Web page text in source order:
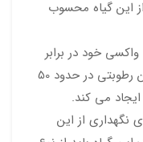
از این گیاه محسوب
خود در برابر
از دست رطوبت مقاوم است. اما تامین رطوبتی در حدود 50
می کند.
نگهداری از این